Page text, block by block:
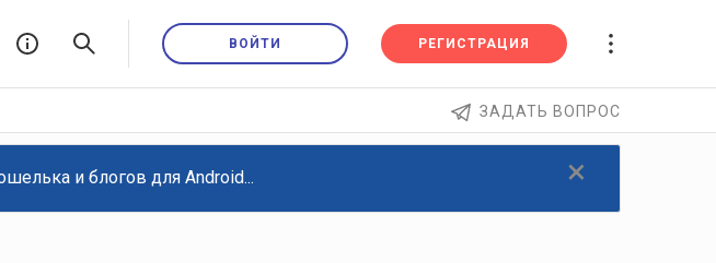
ВОЙТИ РЕГИСТРАЦИЯ
ЗАДАТЬ ВОПРОС
×
и блогов для Android...